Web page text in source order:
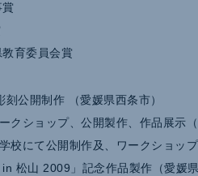
育委員会賞
公開制作 （愛媛県西条市）
ショップ、公開製作、作品展示（
にて公開制作及、ワークショップ
松山 2009」記念作品製作（愛媛県